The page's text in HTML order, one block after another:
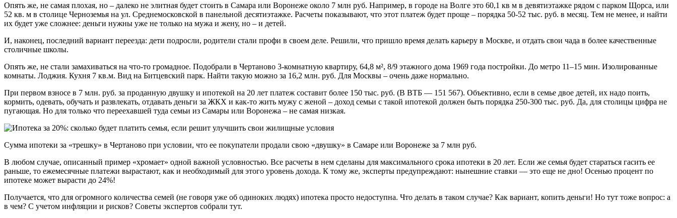
Опять же, не самая плохая, но – далеко не элитная будет стоить в Самара или Воронеже около 7 млн руб. Например, в городе на Волге это 60,1 кв м в девятиэтажке рядом с парком Щoрca, или
52 кв. м в столице Черноземья на ул. Среднемосковской в панельной десятиэтажке. Расчеты показывают, что этот платеж будет проще – порядка 50-52 тыс. руб. в месяц. Тем не менее, и найти
их будет уже сложнее: деньги нужны уже не только на мужа и жену, но – и детей.
И, наконец, последний вариант переезда: дети подросли, родители стали профи в своем деле. Решили, что пришло время делать карьеру в Москве, и отдать свои чада в более качественные
столичные школы.
Опять же, не стали замахиваться на что-то громадное. Подобрали в Чертаново 3-комнатную квартиру, 64,8 м², 8/9 этажного дома 1969 года постройки. До метро 11–15 мин. Изолированные
комнаты. Лоджия. Кухня 7 кв.м. Вид на Битцевский парк. Найти такую можно за 16,2 млн. руб. Для Москвы – очень даже нормально.
При первом взносе в 7 млн. руб. за проданную двушку и ипотекой на 20 лет платеж составит более 150 тыс. руб. (В ВТБ — 151 567). Объективно, если в семье двое детей, их надо поить,
кормить, одевать, обучать и развлекать, отдавать деньги за ЖКХ и как-то жить мужу с женой – доход семьи с такой ипотекой должен быть порядка 250-300 тыс. руб. Да, для столицы цифра не
пугающая. Но для только что переехавшей туда семьи из Самары или Воронежа – не самая низкая.
Сумма ипотеки за «трешку» в Чертаново при условии, что ее покупатели продали свою «двушку» в Самаре или Воронеже за 7 млн руб.
В любом случае, описанный пример «хромает» одной важной условностью. Все расчеты в нем сделаны для максимального срока ипотеки в 20 лет. Если же семья будет стараться гасить ее
раньше, то ежемесячные платежи вырастают, как и необходимый для этого уровень дохода. К тому же, эксперты предупреждают: нынешние ставки — это еще не дно! Осенью процент по
ипотеке может вырасти до 24%!
Получается, что для огромного количества семей (не говоря уже об одиноких людях) ипотека просто недоступна. Что делать в таком случае? Как вариант, копить деньги! Но тут тоже вопрос: а
в чем? С учетом инфляции и рисков? Советы экспертов собрали тут.